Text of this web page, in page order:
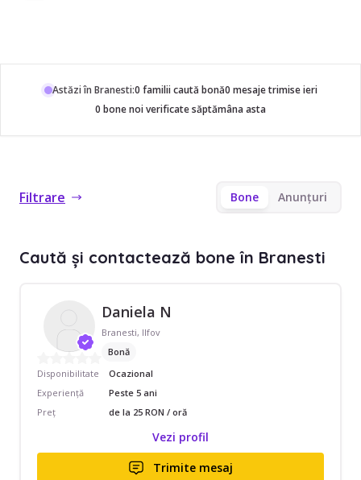
Astăzi în Branesti:0 familii caută bonă0 mesaje trimise ieri
0 bone noi verificate săptămâna asta
Filtrare Bone Anunțuri
Caută și contactează bone în Branesti
Daniela N
Branesti, Ilfov
Bonă
Disponibilitate
Ocazional
Experiență
Peste 5 ani
Preț
de la 25 RON / oră
Vezi profil
Trimite mesaj